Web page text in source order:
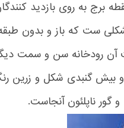
به روی بازدید کنندگان
ست که باز و بدون طبقه
سن و سمت دیگر
2 بنای کم و بیش گنبدی شکل و زرین رنگ
ناپلئون آنجاست.